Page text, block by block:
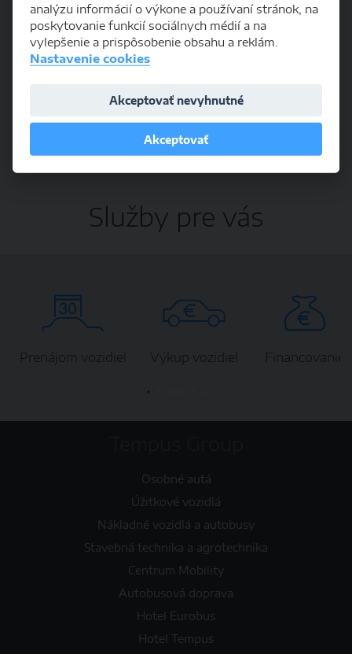
Hmlovky
Klimatizácia
Nezávislé kúrenie
Palubný počítač
Posilňovač riadenia
Tempomat
Služby pre vás
Prenájom vozidiel Výkup vozidiel Financovanie
Osobné autá
Úžitkové vozidlá
Nákladné vozidlá a autobusy
Stavebná technika a agrotechnika
Centrum Mobility
Autobusová doprava
Hotel Eurobus
Hotel Tempus
analýzu informácií o výkone a používaní stránok, na
poskytovanie funkcií sociálnych médií a na
vylepšenie a prispôsobenie obsahu a reklám.
Nastavenie cookies
Akceptovať nevyhnutné
Akceptovať